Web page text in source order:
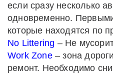
если сразу несколько
одновременно.
которые находятся по
No Littering – Не
Work Zone– зона
ремонт. Необходимо